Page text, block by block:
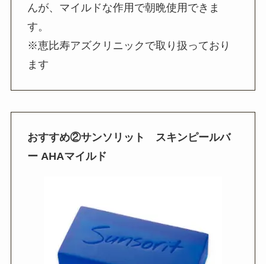
んが、マイルドな作用で朝晩使用できま
す。
※恵比寿アズクリニックで取り扱っており
ます
おすすめ②サンソリット スキンピールバ
ー AHAマイルド